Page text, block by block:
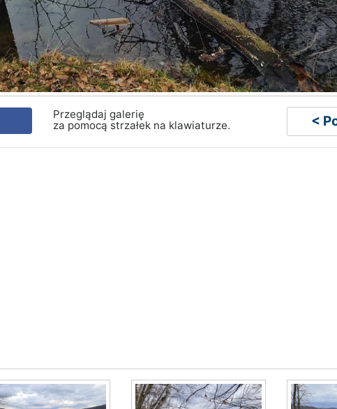
Przeglądaj galerię
za pomocą strzałek na klawiaturze.
<